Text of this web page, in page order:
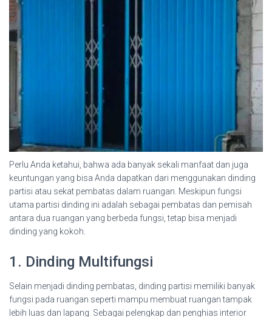
Perlu Anda ketahui, bahwa ada banyak sekali manfaat dan juga
keuntungan yang bisa Anda dapatkan dari menggunakan dinding
partisi atau sekat pembatas dalam ruangan. Meskipun fungsi
utama partisi dinding ini adalah sebagai pembatas dan pemisah
antara dua ruangan yang berbeda fungsi, tetap bisa menjadi
dinding yang kokoh.
1. Dinding Multifungsi
Selain menjadi dinding pembatas, dinding partisi memiliki banyak
fungsi pada ruangan seperti mampu membuat ruangan tampak
lebih luas dan lapang. Sebagai pelengkap dan penghias interior